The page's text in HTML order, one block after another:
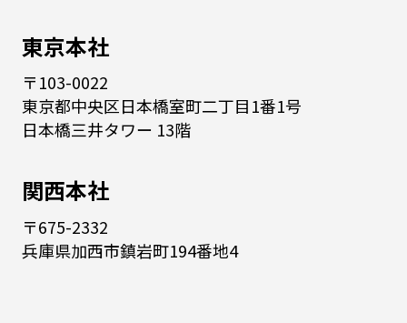
東京本社
〒103-0022
東京都中央区日本橋室町二丁目1番1号
日本橋三井タワー 13階
関西本社
〒675-2332
兵庫県加西市鎮岩町194番地4